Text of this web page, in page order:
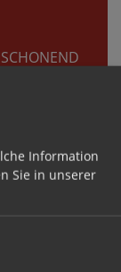
Information
Sie in unserer